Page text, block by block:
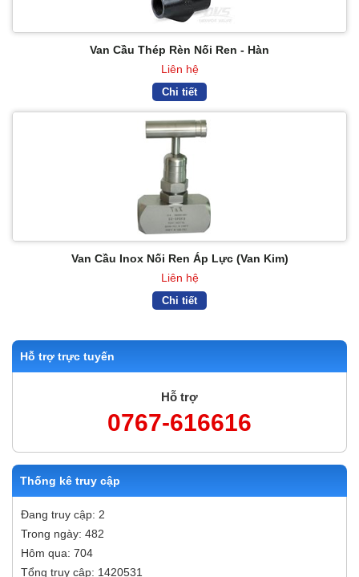
Van Cầu Thép Rèn Nối Ren - Hàn
Liên hệ
Chi tiết
Van Cầu Inox Nối Ren Áp Lực (Van Kim)
Liên hệ
Chi tiết
Hỗ trợ trực tuyến
Hỗ trợ
0767-616616
Thống kê truy cập
Đang truy cập: 2
Trong ngày: 482
Hôm qua: 704
Tổng truy cập: 1420531